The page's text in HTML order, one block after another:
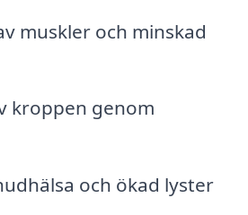
muskler och minskad
kroppen genom
och ökad lyster